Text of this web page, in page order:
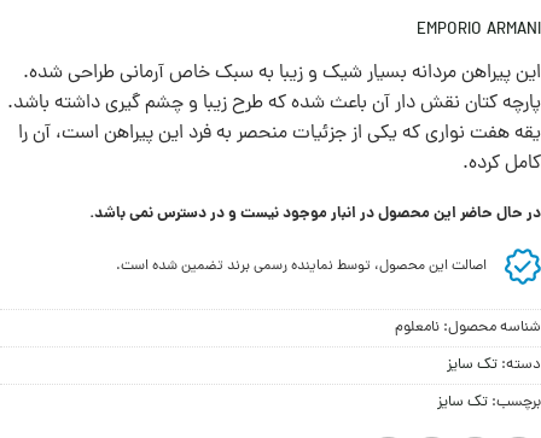
EMPORIO ARMANI
این پیراهن مردانه بسیار شیک و زیبا به سبک خاص آرمانی طراحی شده.
پارچه کتان نقش دار آن باعث شده که طرح زیبا و چشم گیری داشته باشد.
یقه هفت نواری که یکی از جزئیات منحصر به فرد این پیراهن است، آن را
کامل کرده.
در حال حاضر این محصول در انبار موجود نیست و در دسترس نمی باشد.
اصالت این محصول، توسط نماینده رسمی برند تضمین شده است.
شناسه محصول: نامعلوم
دسته: تک سایز
برچسب: تک سایز